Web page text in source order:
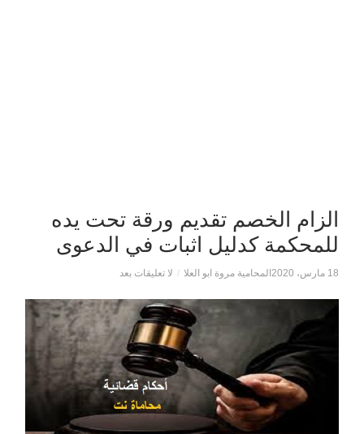
الزام الخصم تقديم ورقة تحت يده
للمحكمة كدليل اثبات في الدعوى
18 مارس، 2020 المحامية مروة ابو العلا / لا تعليقات بعد